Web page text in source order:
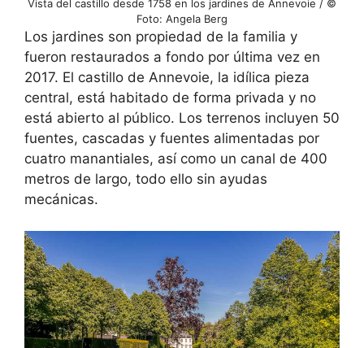
Vista del castillo desde 1758 en los jardines de Annevoie / ©
Foto: Angela Berg
Los jardines son propiedad de la familia y
fueron restaurados a fondo por última vez en
2017. El castillo de Annevoie, la idílica pieza
central, está habitado de forma privada y no
está abierto al público. Los terrenos incluyen 50
fuentes, cascadas y fuentes alimentadas por
cuatro manantiales, así como un canal de 400
metros de largo, todo ello sin ayudas
mecánicas.